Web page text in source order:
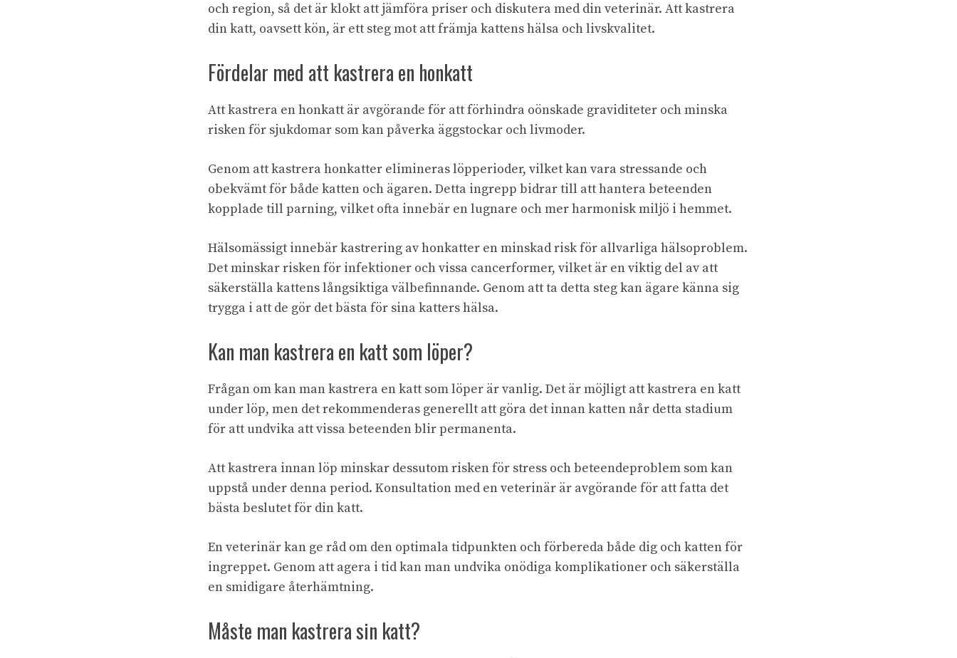
och region, så det är klokt att jämföra priser och diskutera med din veterinär. Att kastrera
din katt, oavsett kön, är ett steg mot att främja kattens hälsa och livskvalitet.
Fördelar med att kastrera en honkatt
Att kastrera en honkatt är avgörande för att förhindra oönskade graviditeter och minska
risken för sjukdomar som kan påverka äggstockar och livmoder.
Genom att kastrera honkatter elimineras löpperioder, vilket kan vara stressande och
obekvämt för både katten och ägaren. Detta ingrepp bidrar till att hantera beteenden
kopplade till parning, vilket ofta innebär en lugnare och mer harmonisk miljö i hemmet.
Hälsomässigt innebär kastrering av honkatter en minskad risk för allvarliga hälsoproblem.
Det minskar risken för infektioner och vissa cancerformer, vilket är en viktig del av att
säkerställa kattens långsiktiga välbefinnande. Genom att ta detta steg kan ägare känna sig
trygga i att de gör det bästa för sina katters hälsa.
Kan man kastrera en katt som löper?
Frågan om kan man kastrera en katt som löper är vanlig. Det är möjligt att kastrera en katt
under löp, men det rekommenderas generellt att göra det innan katten når detta stadium
för att undvika att vissa beteenden blir permanenta.
Att kastrera innan löp minskar dessutom risken för stress och beteendeproblem som kan
uppstå under denna period. Konsultation med en veterinär är avgörande för att fatta det
bästa beslutet för din katt.
En veterinär kan ge råd om den optimala tidpunkten och förbereda både dig och katten för
ingreppet. Genom att agera i tid kan man undvika onödiga komplikationer och säkerställa
en smidigare återhämtning.
Måste man kastrera sin katt?